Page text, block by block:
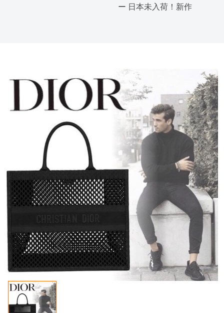
ー 日本未入荷！新作